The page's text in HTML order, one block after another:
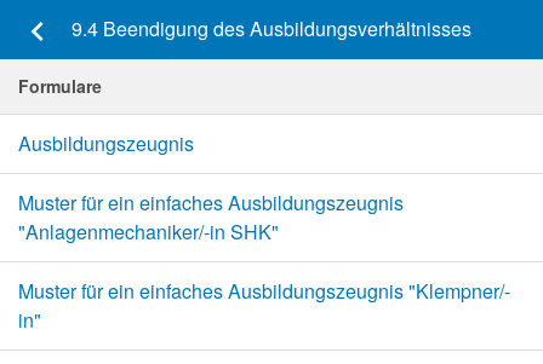
keyboard_arrow_left 9.4 Beendigung des Ausbildungsverhältnisses
Formulare
Ausbildungszeugnis
Muster für ein einfaches Ausbildungszeugnis
"Anlagenmechaniker/-in SHK"
Muster für ein einfaches Ausbildungszeugnis "Klempner/-
in"